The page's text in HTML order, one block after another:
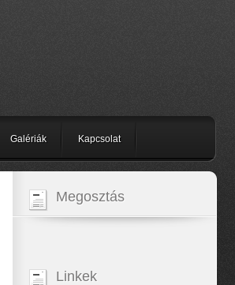
Galériák Kapcsolat
Megosztás
Linkek